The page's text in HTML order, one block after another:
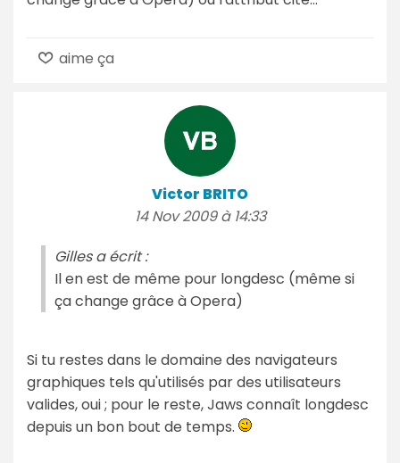
aime ça
Victor BRITO
14 Nov 2009 à 14:33
Gilles a écrit :
Il en est de même pour longdesc (même si
ça change grâce à Opera)
Si tu restes dans le domaine des navigateurs
graphiques tels qu'utilisés par des utilisateurs
valides, oui ; pour le reste, Jaws connaît longdesc
depuis un bon bout de temps.